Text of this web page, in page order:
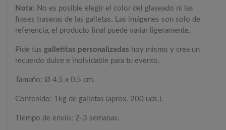
Nota: No es posible elegir el color del glaseado ni las
frases traseras de las galletas. Las imágenes son solo de
referencia, el producto final puede variar ligeramente.
Pide tus galletitas personalizadas hoy mismo y crea un
recuerdo dulce e inolvidable para tu evento.
Tamaño: Ø 4,5 x 0,5 cm.
Contenido: 1kg de galletas (aprox. 200 uds.).
Tiempo de envío: 2-3 semanas.